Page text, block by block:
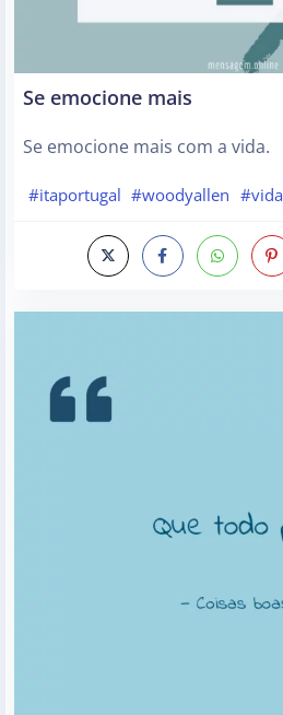
Se emocione mais
Se emocione mais com a vida.
#itaportugal #woodyallen #vida